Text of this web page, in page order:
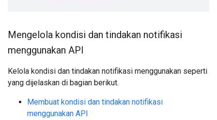
Mengelola kondisi dan tindakan notifikasi
menggunakan API
Kelola kondisi dan tindakan notifikasi menggunakan seperti
yang dijelaskan di bagian berikut.
Membuat kondisi dan tindakan notifikasi
menggunakan API